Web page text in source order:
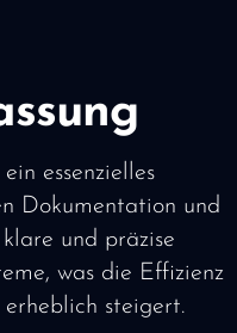
essenzielles
Dokumentation und
und präzise
was die Effizienz
steigert.